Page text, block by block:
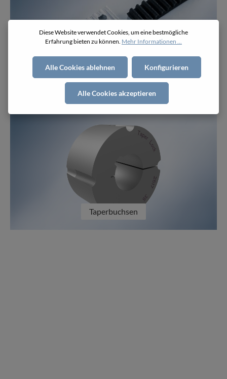
Klemmplatten
Taperbuchsen
Diese Website verwendet Cookies, um eine bestmögliche
Erfahrung bieten zu können. Mehr Informationen ...
Alle Cookies ablehnen Konfigurieren
Alle Cookies akzeptieren